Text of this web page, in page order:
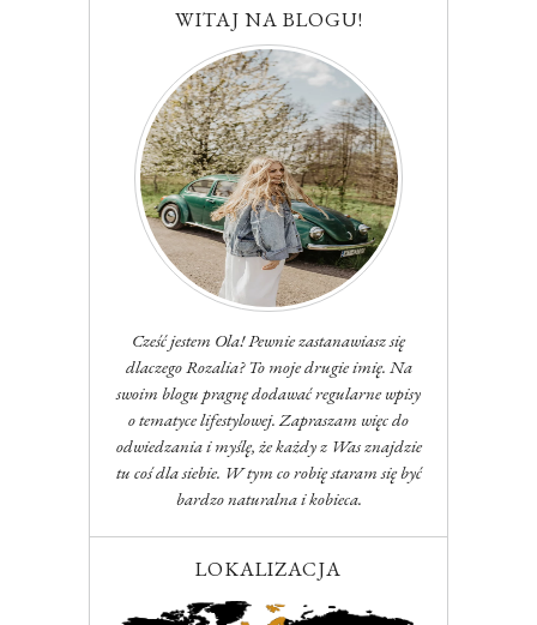
WITAJ NA BLOGU!
Cześć jestem Ola! Pewnie zastanawiasz się
dlaczego Rozalia? To moje drugie imię. Na
swoim blogu pragnę dodawać regularne wpisy
o tematyce lifestylowej. Zapraszam więc do
odwiedzania i myślę, że każdy z Was znajdzie
tu coś dla siebie. W tym co robię staram się być
bardzo naturalna i kobieca.
LOKALIZACJA